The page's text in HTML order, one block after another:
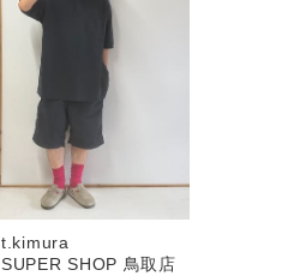
t.kimura
SUPER SHOP 鳥取店